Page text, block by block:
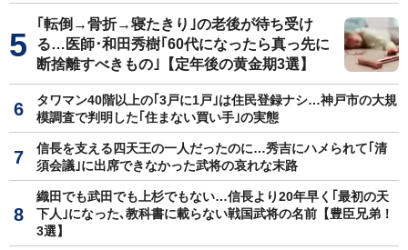
｢転倒→骨折→寝たきり｣の老後が待ち受け
る…医師･和田秀樹｢60代になったら真っ先に
断捨離すべきもの｣【定年後の黄金期3選】
タワマン40階以上の｢3戸に1戸｣は住民登録ナシ…神戸市の大規
模調査で判明した｢住まない買い手｣の実態
信長を支える四天王の一人だったのに…秀吉にハメられて｢清
須会議｣に出席できなかった武将の哀れな末路
織田でも武田でも上杉でもない…信長より20年早く｢最初の天
下人｣になった､教科書に載らない戦国武将の名前【豊臣兄弟！
3選】